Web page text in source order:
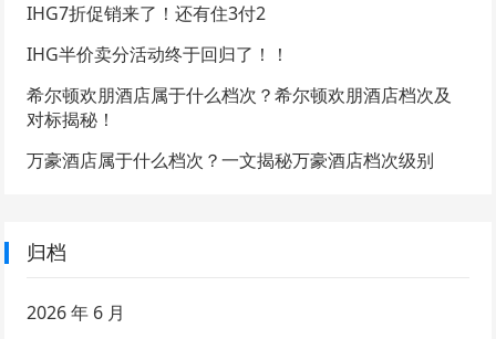
IHG7折促销来了！还有住3付2
IHG半价卖分活动终于回归了！！
希尔顿欢朋酒店属于什么档次？希尔顿欢朋酒店档次及
对标揭秘！
万豪酒店属于什么档次？一文揭秘万豪酒店档次级别
归档
2026 年 6 月